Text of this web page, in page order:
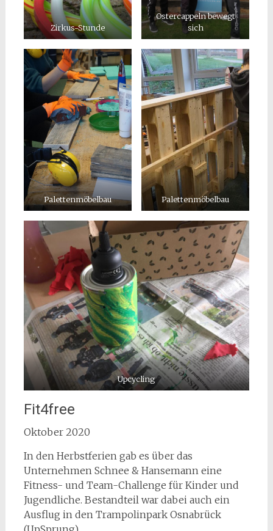
Zirkus-Stunde
Ostercappeln bewegt
sich
Palettenmöbelbau Palettenmöbelbau
Upcycling
Fit4free
Oktober 2020
In den Herbstferien gab es über das
Unternehmen Schnee & Hansemann eine
Fitness- und Team-Challenge für Kinder und
Jugendliche. Bestandteil war dabei auch ein
Ausflug in den Trampolinpark Osnabrück